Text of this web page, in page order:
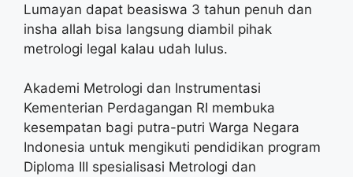
Lumayan dapat beasiswa 3 tahun penuh dan
insha allah bisa langsung diambil pihak
metrologi legal kalau udah lulus.
Akademi Metrologi dan Instrumentasi
Kementerian Perdagangan RI membuka
kesempatan bagi putra-putri Warga Negara
Indonesia untuk mengikuti pendidikan program
Diploma III spesialisasi Metrologi dan